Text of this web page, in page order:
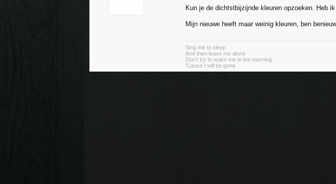
Kun je de dichtstbijzijnde kleuren opzoeken. Heb
Mijn nieuwe heeft maar weinig kleuren, ben
Sing me to sleep
And then leave me alone
Don't try to wake me in the morning
'Cause I will be gone